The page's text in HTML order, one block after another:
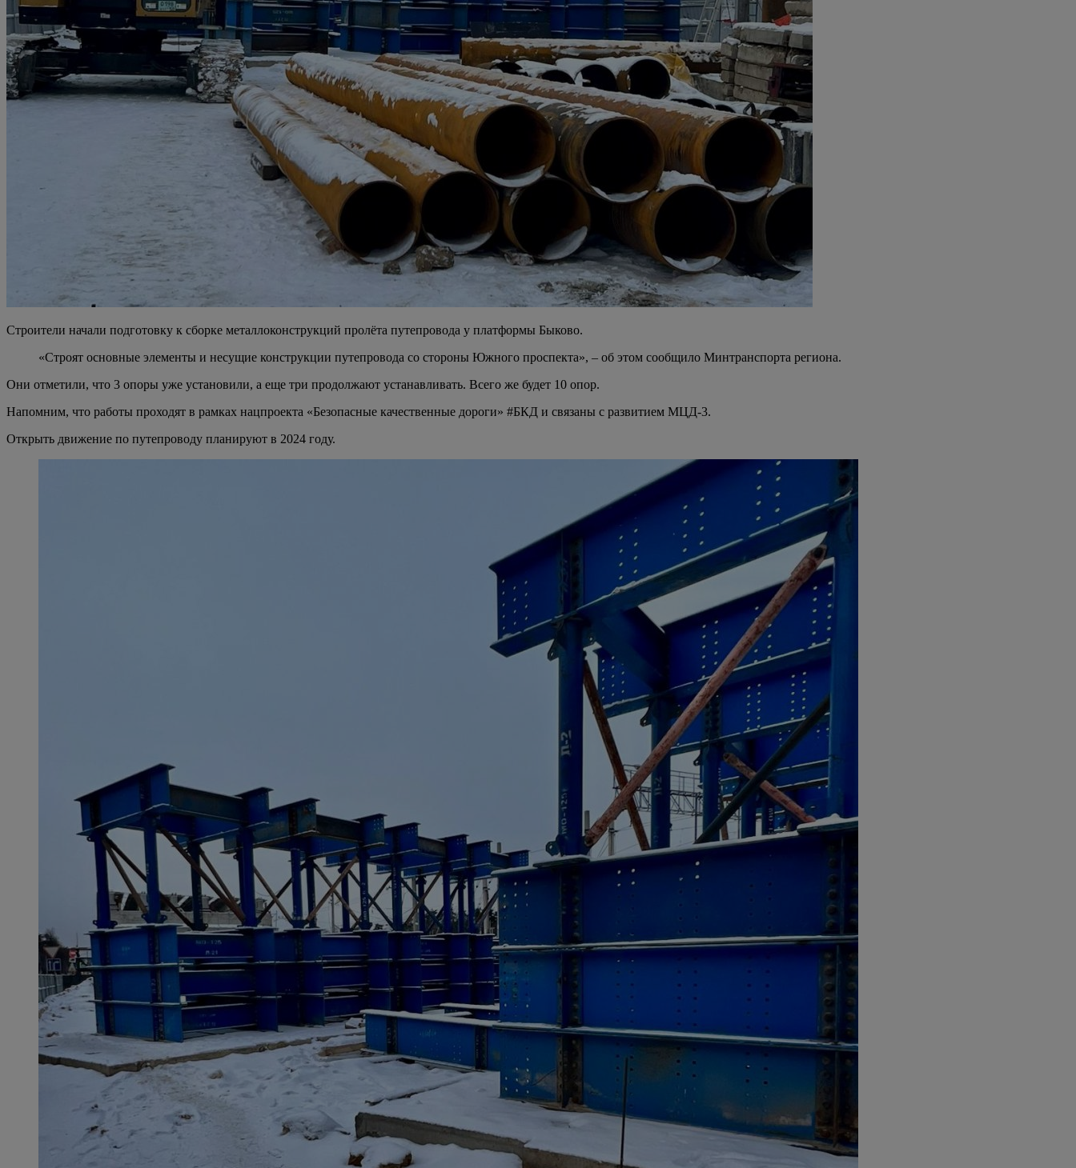
Строители начали подготовку к сборке металлоконструкций пролёта путепровода у платформы Быково.
«Строят основные элементы и несущие конструкции путепровода со стороны Южного проспекта», – об этом сообщило Минтранспорта региона.
Они отметили, что 3 опоры уже установили, а еще три продолжают устанавливать. Всего же будет 10 опор.
Напомним, что работы проходят в рамках нацпроекта «Безопасные качественные дороги» #БКД и связаны с развитием МЦД-3.
Открыть движение по путепроводу планируют в 2024 году.